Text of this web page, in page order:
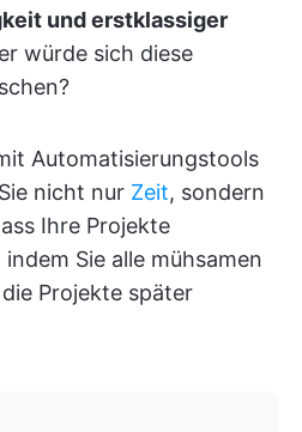
und erstklassiger
würde sich diese
Automatisierungstools
Sie nicht nur Zeit, sondern
Ihre Projekte
Sie alle mühsamen
Projekte später